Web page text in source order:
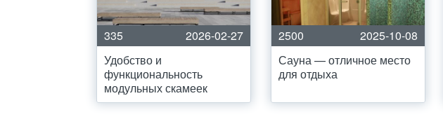
335
2026-02-27
Удобство и
функциональность
модульных скамеек
2500
2025-10-08
Сауна — отличное место
для отдыха